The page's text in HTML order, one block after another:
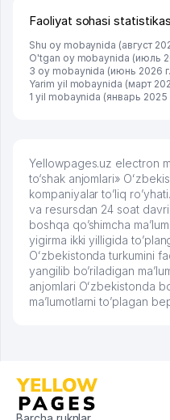
Faoliyat sohasi
Shu oy mobaynida (август
O'tgan oy mobaynida (июль
3 oy mobaynida (июнь 2026
Yarim yil mobaynida (март
1 yil mobaynida (январь 2025
Yellowpages.uz electron
to‘shak anjomlari»
kompaniyalar to’liq
va resursdan 24 soat
boshqa qo’shimcha
yigirma ikki yilligida
Oʻzbekistonda turkumini
yangilib bo’riladigan
anjomlari Oʻzbekistonda
ma’lumotlarni to’plagan